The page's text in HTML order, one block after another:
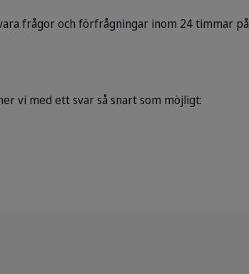
frågor och förfrågningar inom 24 timmar på
vi med ett svar så snart som möjligt: